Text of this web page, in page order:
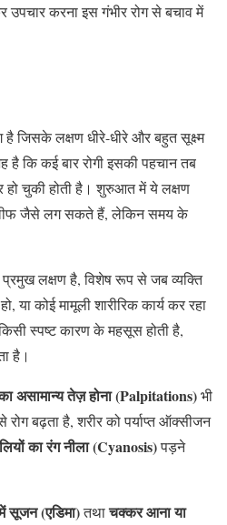
करना इस गंभीर रोग से बचाव में
है जिसके लक्षण धीरे-धीरे और बहुत सूक्ष्म
कि कई बार रोगी इसकी पहचान तब
हो चुकी होती है। शुरुआत में ये लक्षण
जैसे लग सकते हैं, लेकिन समय के
लक्षण है, विशेष रूप से जब व्यक्ति
या कोई मामूली शारीरिक कार्य कर रहा
स्पष्ट कारण के महसूस होती है,
है।
असामान्य तेज़ होना (Palpitations)भी
बढ़ता है, शरीर को पर्याप्त ऑक्सीजन
का रंग नीला (Cyanosis)पड़ने
सूजन (एडिमा)तथाचक्कर आना या